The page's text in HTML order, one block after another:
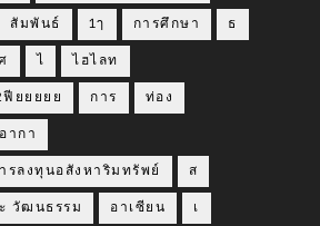
สัมพันธ์ 1ๅ การศึกษา ธ
ไ ไฮไลท
ฟียยยยย การ ท่อง
ากา
รลงทุนอสังหาริมทรัพย์ ส
วัฒนธรรม อาเซียน เ